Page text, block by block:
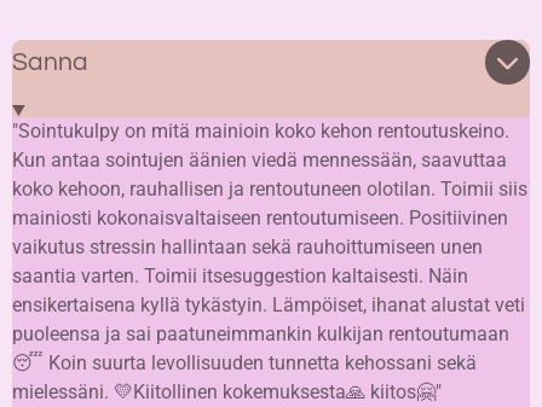
Sanna
"Sointukulpy on mitä mainioin koko kehon rentoutuskeino.
Kun antaa sointujen äänien viedä mennessään, saavuttaa
koko kehoon, rauhallisen ja rentoutuneen olotilan. Toimii siis
mainiosti kokonaisvaltaiseen rentoutumiseen. Positiivinen
vaikutus stressin hallintaan sekä rauhoittumiseen unen
saantia varten. Toimii itsesuggestion kaltaisesti. Näin
ensikertaisena kyllä tykästyin. Lämpöiset, ihanat alustat veti
puoleensa ja sai paatuneimmankin kulkijan rentoutumaan
😴 Koin suurta levollisuuden tunnetta kehossani sekä
mielessäni. 💛Kiitollinen kokemuksesta🙏 kiitos🤗"